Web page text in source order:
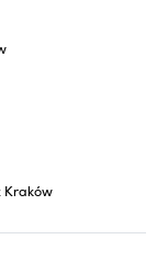
Kraków